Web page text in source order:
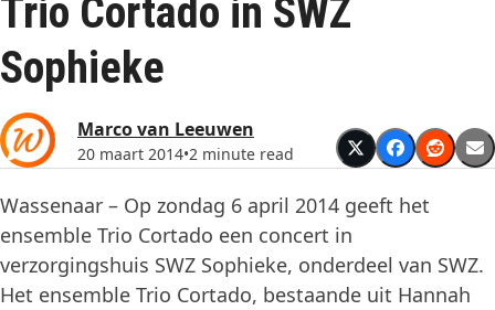
Trio Cortado in SWZ
Sophieke
Marco van Leeuwen
20 maart 2014•2 minute read
Wassenaar – Op zondag 6 april 2014 geeft het
ensemble Trio Cortado een concert in
verzorgingshuis SWZ Sophieke, onderdeel van SWZ.
Het ensemble Trio Cortado, bestaande uit Hannah